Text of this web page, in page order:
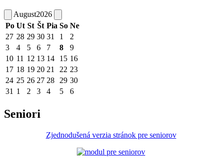
August2026
Po Ut St Št Pia So Ne
27 28 29 30 31 1
2
3
4 5 6 7 8
9
10 11 12 13 14 15 16
17 18 19 20 21 22 23
24 25 26 27 28 29 30
31 1 2 3 4 5 6
Seniori
Zjednodušená verzia stránok pre seniorov